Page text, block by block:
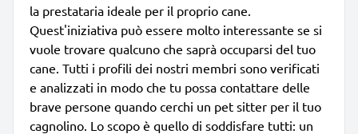
la prestataria ideale per il proprio cane.
Quest'iniziativa può essere molto interessante se si
vuole trovare qualcuno che saprà occuparsi del tuo
cane. Tutti i profili dei nostri membri sono verificati
e analizzati in modo che tu possa contattare delle
brave persone quando cerchi un pet sitter per il tuo
cagnolino. Lo scopo è quello di soddisfare tutti: un